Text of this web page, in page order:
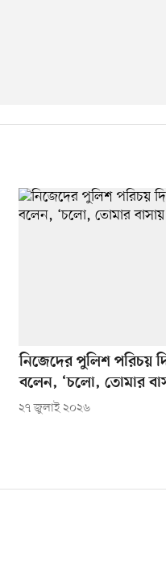
নিজেদের পুলিশ পরিচয়
বলেন, ‘চলো, তোমার
২৭ জুলাই ২০২৬